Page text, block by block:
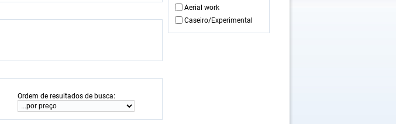
Ordem de resultados de busca:
Aerial work
Caseiro/Experimental